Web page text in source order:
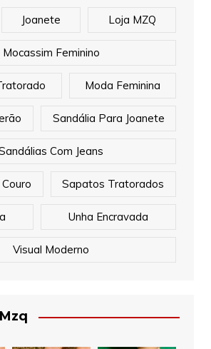
Joanete Loja MZQ
Mocassim Feminino
Moda Feminina
Sandália Para Joanete
Com Jeans
Sapatos Tratorados
Unha Encravada
Visual Moderno